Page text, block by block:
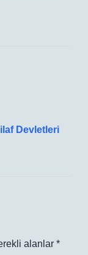
Devletleri
alanlar *